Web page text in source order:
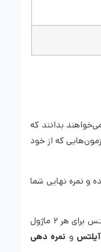
بدانند که
که از خود
کرده و نمره نهایی شما
نمره معدل یا نمره Overall به هر کدام از مهارت‌های چهارگانه تعلق می‌گیرد. نحوه محاسبه نمره در مهارت شنیداری (Listening) آزمون آیلتس برای هر ۲ ماژول
و نمره دهی